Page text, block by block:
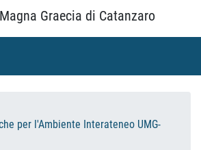
Graecia di Catanzaro
per l'Ambiente Interateneo UMG-